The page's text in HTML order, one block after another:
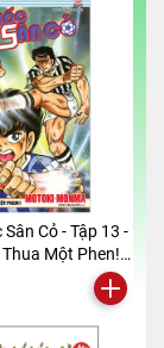
Cỏ - Tập 13 -
Một Phen!!